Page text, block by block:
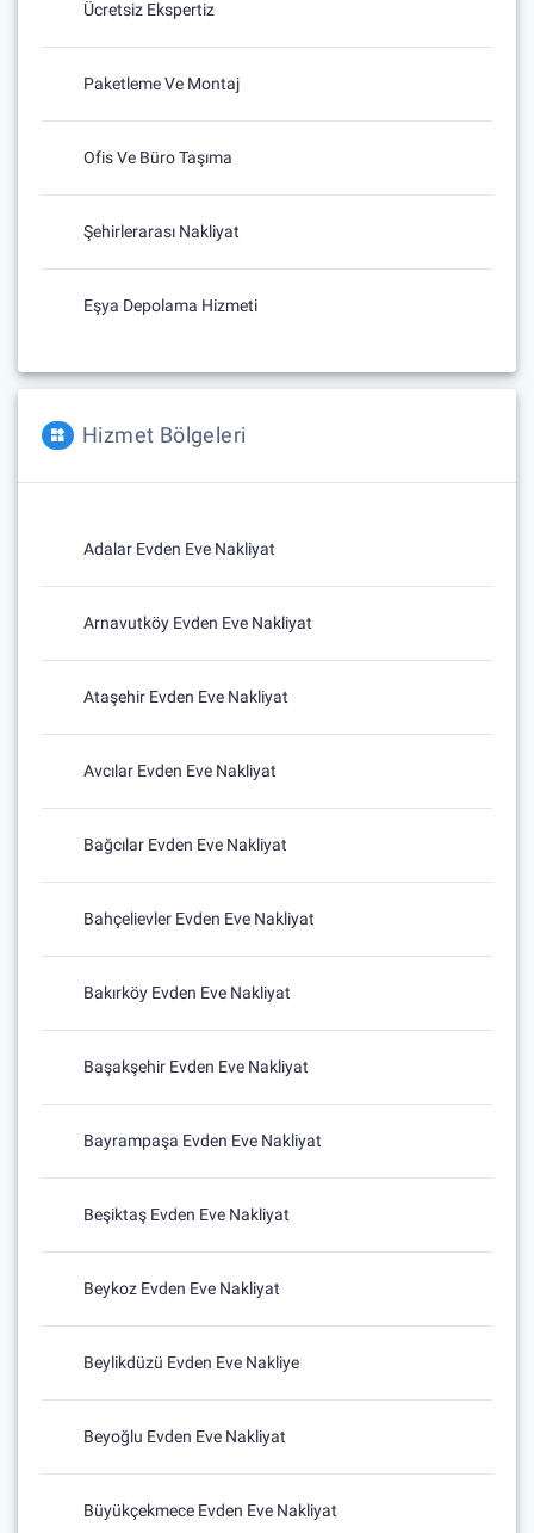
Ücretsiz Ekspertiz
Paketleme Ve Montaj
Ofis Ve Büro Taşıma
Şehirlerarası Nakliyat
Eşya Depolama Hizmeti
Hizmet Bölgeleri
Adalar Evden Eve Nakliyat
Arnavutköy Evden Eve Nakliyat
Ataşehir Evden Eve Nakliyat
Avcılar Evden Eve Nakliyat
Bağcılar Evden Eve Nakliyat
Bahçelievler Evden Eve Nakliyat
Bakırköy Evden Eve Nakliyat
Başakşehir Evden Eve Nakliyat
Bayrampaşa Evden Eve Nakliyat
Beşiktaş Evden Eve Nakliyat
Beykoz Evden Eve Nakliyat
Beylikdüzü Evden Eve Nakliye
Beyoğlu Evden Eve Nakliyat
Büyükçekmece Evden Eve Nakliyat